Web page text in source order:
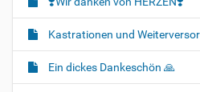
Kastrationen und
Ein dickes Dankeschön 🙏